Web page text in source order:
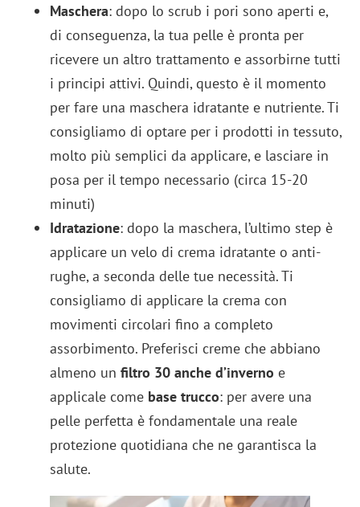
Maschera: dopo lo scrub i pori sono aperti e,
di conseguenza, la tua pelle è pronta per
ricevere un altro trattamento e assorbirne tutti
i principi attivi. Quindi, questo è il momento
per fare una maschera idratante e nutriente. Ti
consigliamo di optare per i prodotti in tessuto,
molto più semplici da applicare, e lasciare in
posa per il tempo necessario (circa 15-20
minuti)
Idratazione: dopo la maschera, l’ultimo step è
applicare un velo di crema idratante o anti-
rughe, a seconda delle tue necessità. Ti
consigliamo di applicare la crema con
movimenti circolari fino a completo
assorbimento. Preferisci creme che abbiano
almeno un filtro 30 anche d’inverno e
applicale come base trucco: per avere una
pelle perfetta è fondamentale una reale
protezione quotidiana che ne garantisca la
salute.